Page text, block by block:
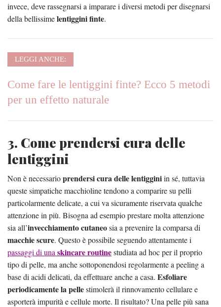
invece, deve rassegnarsi a imparare i diversi metodi per disegnarsi
della bellissimelentiggini finte.
LEGGI ANCHE:
Come fare le lentiggini finte? Ecco 5 metodi
per un effetto naturale
3. Come prendersi cura delle
lentiggini
Non è necessarioprendersi cura delle lentigginiin sé, tuttavia
queste simpatiche macchioline tendono a comparire su pelli
particolarmente delicate, a cui va sicuramente riservata qualche
attenzione in più. Bisogna ad esempio prestare molta attenzione
sia all’invecchiamento cutaneosia a prevenire la comparsa di
macchie scure. Questo è possibile seguendo attentamente i
passaggi di una skincare routinestudiata ad hoc per il proprio
tipo di pelle, ma anche sottoponendosi regolarmente a peeling a
base di acidi delicati, da effettuare anche a casa. Esfoliare
periodicamente la pellestimolerà il rinnovamento cellulare e
asporterà impurità e cellule morte. Il risultato? Una pelle più sana